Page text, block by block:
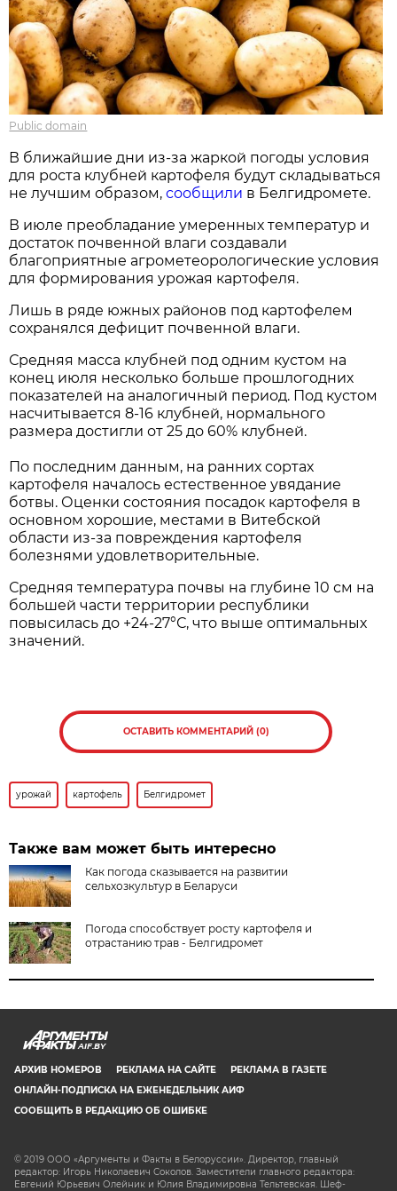
Public domain
В ближайшие дни из-за жаркой погоды условия
для роста клубней картофеля будут складываться
не лучшим образом,сообщили в Белгидромете.
В июле преобладание умеренных температур и
достаток почвенной влаги создавали
благоприятные агрометеорологические условия
для формирования урожая картофеля.
Лишь в ряде южных районов под картофелем
сохранялся дефицит почвенной влаги.
Средняя масса клубней под одним кустом на
конец июля несколько больше прошлогодних
показателей на аналогичный период. Под кустом
насчитывается 8-16 клубней, нормального
размера достигли от 25 до 60% клубней.
По последним данным, на ранних сортах
картофеля началось естественное увядание
ботвы. Оценки состояния посадок картофеля в
основном хорошие, местами в Витебской
области из-за повреждения картофеля
болезнями удовлетворительные.
Средняя температура почвы на глубине 10 см на
большей части территории республики
повысилась до +24-27°С, что выше оптимальных
значений.
ОСТАВИТЬ КОММЕНТАРИЙ (0)
урожай картофель Белгидромет
Также вам может быть интересно
Как погода сказывается на развитии
сельхозкультур в Беларуси
Погода способствует росту картофеля и
отрастанию трав - Белгидромет
AIF.BY
АРХИВ НОМЕРОВ РЕКЛАМА НА САЙТЕ
РЕКЛАМА В ГАЗЕТЕ
ОНЛАЙН-ПОДПИСКА НА ЕЖЕНЕДЕЛЬНИК АИФ
СООБЩИТЬ В РЕДАКЦИЮ ОБ ОШИБКЕ
© 2019 ООО «Аргументы и Факты в Белоруссии». Директор, главный
редактор: Игорь Николаевич Соколов. Заместители главного редактора:
Евгений Юрьевич Олейник и Юлия Владимировна Тельтевская. Шеф-